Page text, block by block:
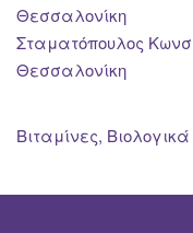
Θεσσαλονίκη
Σταματόπουλος
Θεσσαλονίκη
Βιταμίνες,